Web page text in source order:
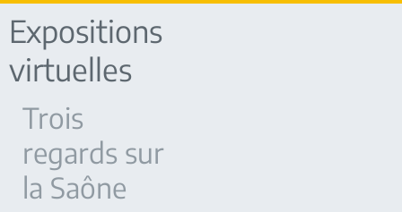
Expositions
virtuelles
Trois
regards sur
la Saône